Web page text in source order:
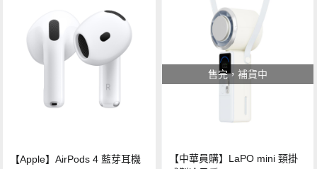
【Apple】AirPods 4 藍芽耳機
售完，補貨中
【中華員購】LaPO mini 頸掛